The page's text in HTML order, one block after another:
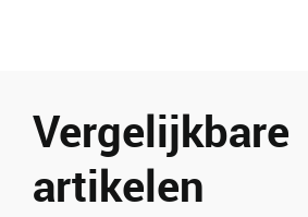
Vergelijkbare
artikelen